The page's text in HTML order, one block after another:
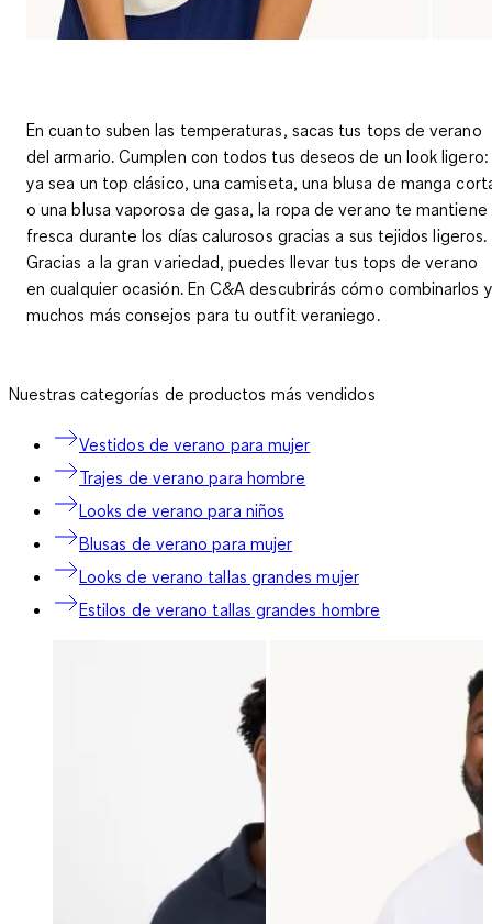
En cuanto suben las temperaturas, sacas tus tops de verano
del armario. Cumplen con todos tus deseos de un look ligero:
ya sea un top clásico, una camiseta, una blusa de manga
o una blusa vaporosa de gasa, la ropa de verano te mantiene
fresca durante los días calurosos gracias a sus tejidos ligeros.
Gracias a la gran variedad, puedes llevar tus tops de verano
en cualquier ocasión. En C&A descubrirás cómo combinarlos y
muchos más consejos para tu outfit veraniego.
Nuestras categorías de productos más vendidos
Vestidos de verano para mujer
Trajes de verano para hombre
Looks de verano para niños
Blusas de verano para mujer
Looks de verano tallas grandes mujer
Estilos de verano tallas grandes hombre